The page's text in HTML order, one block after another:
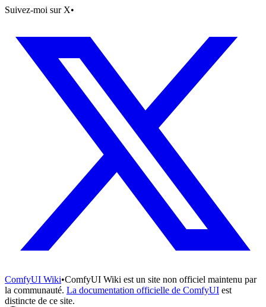
Suivez-moi sur X•
ComfyUI Wiki•ComfyUI Wiki est un site non officiel maintenu par
la communauté. La documentation officielle de ComfyUI est
distincte de ce site.